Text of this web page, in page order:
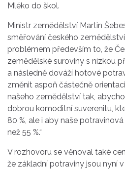
Mléko do škol.
Ministr zemědělství Martin
směřování českého
problémem především to, že
zemědělské suroviny s nízkou
a následně dováží hotové
změnit aspoň částečně
našeho zemědělství tak,
dobrou komoditní suverenitu,
80 %, ale i aby naše
než 55 %.“
V rozhovoru se věnoval také
že základní potraviny jsou nyní